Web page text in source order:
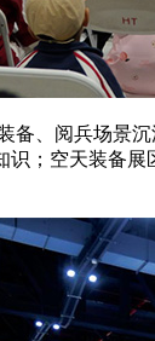
、阅兵场景
；空天装备